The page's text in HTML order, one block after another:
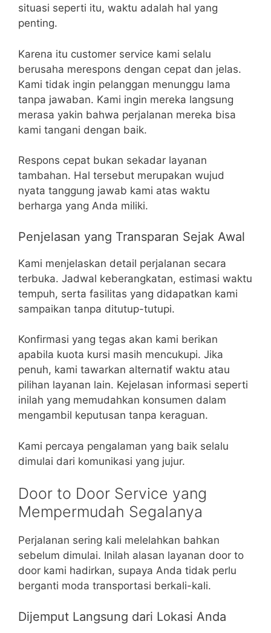
situasi seperti itu, waktu adalah hal yang
penting.
Karena itu customer service kami selalu
berusaha merespons dengan cepat dan jelas.
Kami tidak ingin pelanggan menunggu lama
tanpa jawaban. Kami ingin mereka langsung
merasa yakin bahwa perjalanan mereka bisa
kami tangani dengan baik.
Respons cepat bukan sekadar layanan
tambahan. Hal tersebut merupakan wujud
nyata tanggung jawab kami atas waktu
berharga yang Anda miliki.
Penjelasan yang Transparan Sejak Awal
Kami menjelaskan detail perjalanan secara
terbuka. Jadwal keberangkatan, estimasi waktu
tempuh, serta fasilitas yang didapatkan kami
sampaikan tanpa ditutup-tutupi.
Konfirmasi yang tegas akan kami berikan
apabila kuota kursi masih mencukupi. Jika
penuh, kami tawarkan alternatif waktu atau
pilihan layanan lain. Kejelasan informasi seperti
inilah yang memudahkan konsumen dalam
mengambil keputusan tanpa keraguan.
Kami percaya pengalaman yang baik selalu
dimulai dari komunikasi yang jujur.
Door to Door Service yang
Mempermudah Segalanya
Perjalanan sering kali melelahkan bahkan
sebelum dimulai. Inilah alasan layanan door to
door kami hadirkan, supaya Anda tidak perlu
berganti moda transportasi berkali-kali.
Dijemput Langsung dari Lokasi Anda